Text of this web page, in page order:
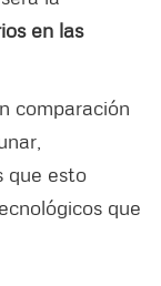
en las
comparación
que esto
que